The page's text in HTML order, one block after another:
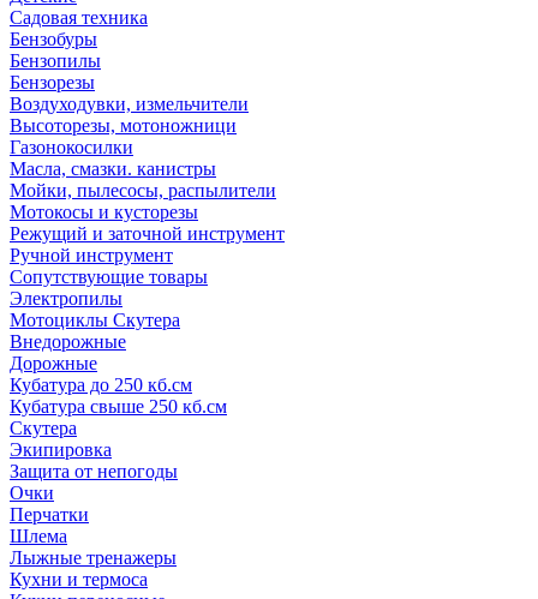
Садовая техника
Бензобуры
Бензопилы
Бензорезы
Воздуходувки, измельчители
Высоторезы, мотоножници
Газонокосилки
Масла, смазки. канистры
Мойки, пылесосы, распылители
Мотокосы и кусторезы
Режущий и заточной инструмент
Ручной инструмент
Сопутствующие товары
Электропилы
Мотоциклы Скутера
Внедорожные
Дорожные
Кубатура до 250 кб.см
Кубатура свыше 250 кб.см
Скутера
Экипировка
Защита от непогоды
Очки
Перчатки
Шлема
Лыжные тренажеры
Кухни и термоса